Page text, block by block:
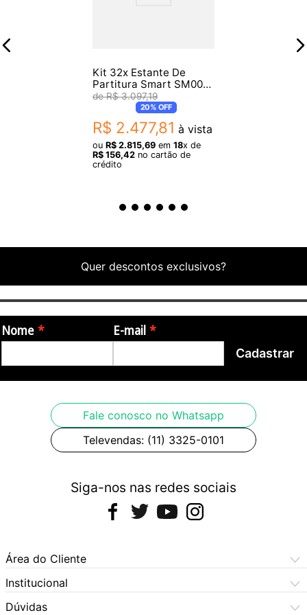
- Tamanho da prancheta: 45 cm x 31 cm
- Comprimento: 45 cm
Imagens meramente ilustrativas, podendo haver variação de cor
Kit 32x Estante De
Partitura Smart SM009
LTR$ 3.097,19
20%OFF
R$ 2.477,81 à vista
ou R$ 2.815,69 em 18x de
R$ 156,42 no cartão de
crédito
Quer descontos exclusivos?
Nome E-mail
Cadastrar
Fale conosco no Whatsapp
Televendas: (11) 3325-0101
Siga-nos nas redes sociais
Área do Cliente
Meus Pedidos
Meus Dados
Institucional
Central de Atendimento
Dúvidas